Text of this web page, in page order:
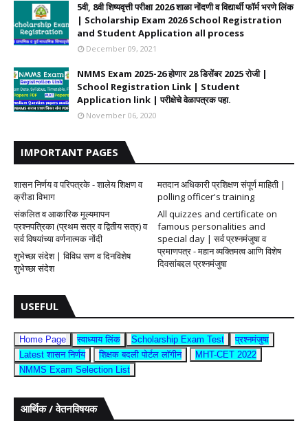
5वी, 8वी शिष्यवृत्ती परीक्षा 2026 शाळा नोंदणी व विद्यार्थी फॉर्म भरणे लिंक
| Scholarship Exam 2026 School Registration
and Student Application all process
December 09, 2021
NMMS Exam 2025-26 होणार 28 डिसेंबर 2025 रोजी |
School Registration Link | Student
Application link | परीक्षेचे वेळापत्रक पहा.
November 06, 2020
IMPORTANT PAGES
शासन निर्णय व परिपत्रके - शालेय शिक्षण व
क्रीडा विभाग
मतदान अधिकारी प्रशिक्षण संपूर्ण माहिती |
polling officer's training
संकलित व आकारिक मूल्यमापन
प्रश्नपत्रिका (प्रथम सत्र व द्वितीय सत्र) व
सर्व विषयांच्या वर्णनात्मक नोंदी
All quizzes and certificate on
famous personalities and
special day | सर्व प्रश्नमंजुषा व
प्रमाणपत्र - महान व्यक्तिमत्व आणि विशेष
दिवसांबद्दल प्रश्नमंजुषा
शुभेच्छा संदेश | विविध सण व दिनविशेष
शुभेच्छा संदेश
USEFUL
Home Page स्वाध्याय लिंक Scholarship Exam Test
प्रश्नमंजुषा
Latest शासन निर्णय
शिक्षक बदली पोर्टल लॉगीन
MHT-CET 2022
NMMS Exam Selection List
आर्थिक / वेतनविषयक